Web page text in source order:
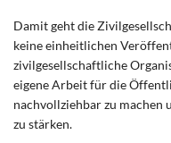
Damit geht die
keine einheitlichen
zivilgesellschaftliche
eigene Arbeit für die
nachvollziehbar zu machen
zu stärken.